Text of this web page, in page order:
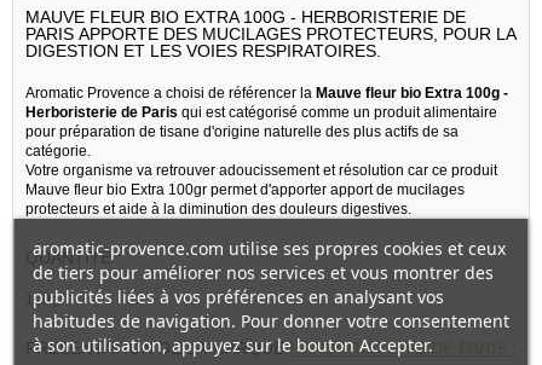
MAUVE FLEUR BIO EXTRA 100G - HERBORISTERIE DE
PARIS APPORTE DES MUCILAGES PROTECTEURS, POUR LA
DIGESTION ET LES VOIES RESPIRATOIRES.
Aromatic Provence a choisi de référencer la Mauve fleur bio Extra 100g -
Herboristerie de Paris qui est catégorisé comme un produit alimentaire
pour préparation de tisane d'origine naturelle des plus actifs de sa
catégorie.
Votre organisme va retrouver adoucissement et résolution car ce produit
Mauve fleur bio Extra 100gr permet d'apporter apport de mucilages
protecteurs et aide à la diminution des douleurs digestives.
QUANTITE :
100gr
PRESENTATION DE LA MARQUEHERBORISTERIE DE PARIS
aromatic-provence.com utilise ses propres cookies et ceux
de tiers pour améliorer nos services et vous montrer des
publicités liées à vos préférences en analysant vos
habitudes de navigation. Pour donner votre consentement
à son utilisation, appuyez sur le bouton Accepter.